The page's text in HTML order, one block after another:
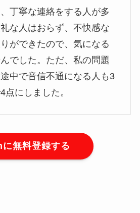
丁寧な連絡をする人が多
な人はおらず、不快感な
ができたので、気になる
でした。ただ、私の問題
中で音信不通になる人も3
にしました。
無料登録する